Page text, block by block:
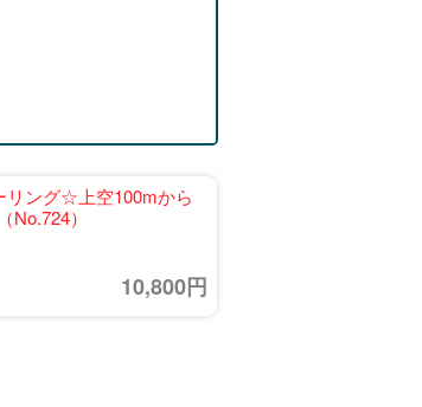
リング☆上空100mから
）
10,800円